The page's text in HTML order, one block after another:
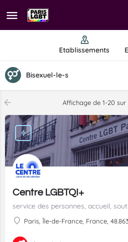
Etablissements
Bisexuel-le-s
Affichage de 1-20 sur
Centre LGBTQI+
service des personnes, accueil,
Paris, Île-de-France, France,